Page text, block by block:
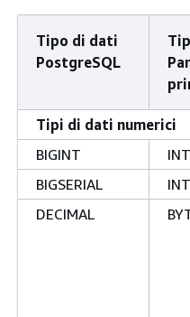
Tipo di dati
PostgreSQL
Tipi di dati numerici
BIGINT
BIGSERIAL
DECIMAL